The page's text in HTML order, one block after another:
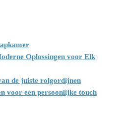
Oplossingen voor Elk
de juiste rolgordijnen
voor een persoonlijke touch